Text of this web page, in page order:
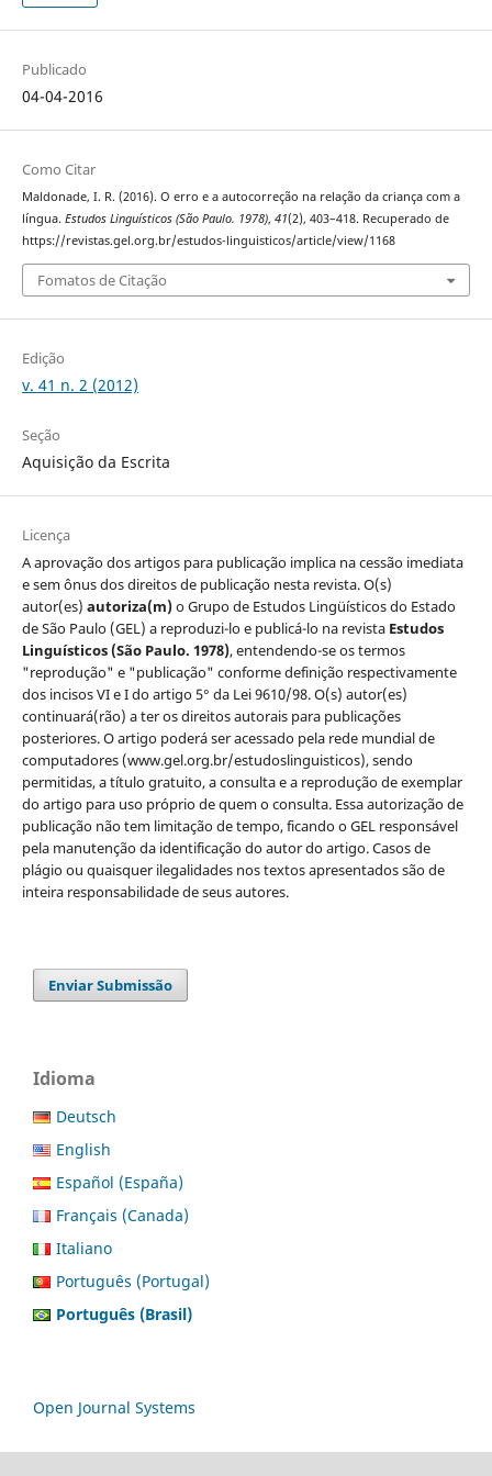
Publicado
04-04-2016
Como Citar
Maldonade, I. R. (2016). O erro e a autocorreção na relação da criança com a
língua. Estudos Linguísticos (São Paulo. 1978), 41(2), 403–418. Recuperado de
https://revistas.gel.org.br/estudos-linguisticos/article/view/1168
Fomatos de Citação
Edição
v. 41 n. 2 (2012)
Seção
Aquisição da Escrita
Licença
A aprovação dos artigos para publicação implica na cessão imediata
e sem ônus dos direitos de publicação nesta revista. O(s)
autor(es) autoriza(m)o Grupo de Estudos Lingüísticos do Estado
de São Paulo (GEL) a reproduzi-lo e publicá-lo na revista Estudos
Linguísticos(São Paulo. 1978), entendendo-se os termos
"reprodução" e "publicação" conforme definição respectivamente
dos incisos VI e I do artigo 5° da Lei 9610/98. O(s) autor(es)
continuará(rão) a ter os direitos autorais para publicações
posteriores. O artigo poderá ser acessado pela rede mundial de
computadores (www.gel.org.br/estudoslinguisticos), sendo
permitidas, a título gratuito, a consulta e a reprodução de exemplar
do artigo para uso próprio de quem o consulta. Essa autorização de
publicação não tem limitação de tempo, ficando o GEL responsável
pela manutenção da identificação do autor do artigo. Casos de
plágio ou quaisquer ilegalidades nos textos apresentados são de
inteira responsabilidade de seus autores.
Enviar Submissão
Idioma
Deutsch
English
Español (España)
Français (Canada)
Italiano
Português (Portugal)
Português (Brasil)
Open Journal Systems